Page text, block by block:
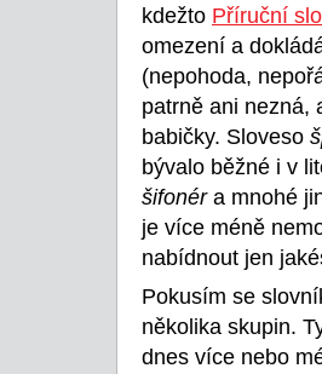
kdežto Příruční
omezení a
(nepohoda,
patrně ani nezná,
babičky. Sloveso
bývalo běžné i v
šifonér a mnohé
je více méně
nabídnout jen
Pokusím se
několika skupin.
dnes více nebo